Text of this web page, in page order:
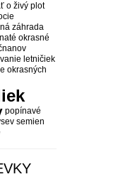
o živý plot
záhrada
okrasné
letničiek
okrasných
popínavé
semien